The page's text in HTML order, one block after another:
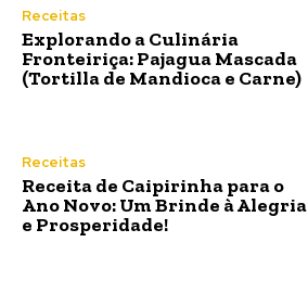
Receitas
Explorando a Culinária
Fronteiriça: Pajagua Mascada
(Tortilla de Mandioca e Carne)
Receitas
Receita de Caipirinha para o
Ano Novo: Um Brinde à Alegria
e Prosperidade!